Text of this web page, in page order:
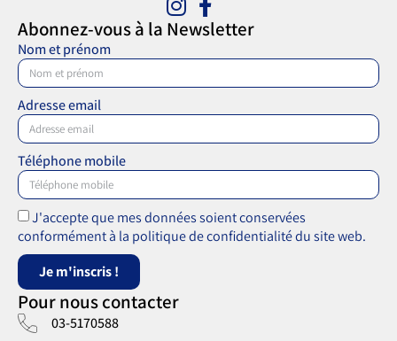
Pour nous contacter
03-5170588
Abonnez-vous à la Newsletter
Nom et prénom
Adresse email
Téléphone mobile
J'accepte que mes données soient conservées
conformément à la politique de confidentialité du site web.
Je m'inscris !